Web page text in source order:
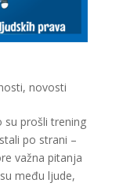
, novosti
su prošli trening
po strani –
važna pitanja
među ljude,